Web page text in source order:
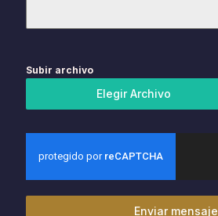
Subir archivo
Elegir Archivo
Enviar mensaje